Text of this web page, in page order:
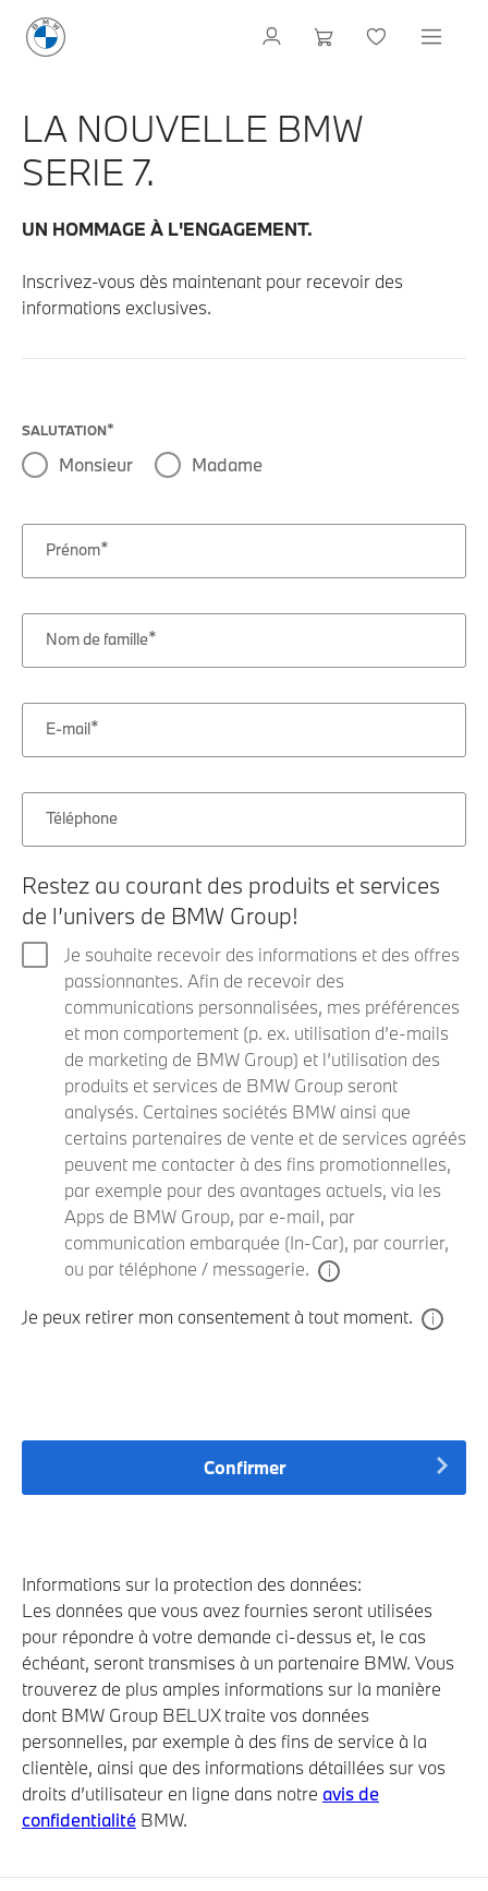
LA NOUVELLE BMW
SERIE 7.
UN HOMMAGE À L'ENGAGEMENT.
Inscrivez-vous dès maintenant pour recevoir des
informations exclusives.
SALUTATION
Monsieur Madame
Prénom
Nom de famille
E-mail
Téléphone
Restez au courant des produits et services
de l’univers de BMW Group!
Je souhaite recevoir des informations et des offres
passionnantes. Afin de recevoir des
communications personnalisées, mes préférences
et mon comportement (p. ex. utilisation d’e-mails
de marketing de BMW Group) et l’utilisation des
produits et services de BMW Group seront
analysés. Certaines sociétés BMW ainsi que
certains partenaires de vente et de services agréés
peuvent me contacter à des fins promotionnelles,
par exemple pour des avantages actuels, via les
Apps de BMW Group, par e-mail, par
communication embarquée (In-Car), par courrier,
ou par téléphone / messagerie.
Je peux retirer mon consentement à tout moment.
Confirmer
Informations sur la protection des données:
Les données que vous avez fournies seront utilisées
pour répondre à votre demande ci-dessus et, le cas
échéant, seront transmises à un partenaire BMW. Vous
trouverez de plus amples informations sur la manière
dont BMW Group BELUX traite vos données
personnelles, par exemple à des fins de service à la
clientèle, ainsi que des informations détaillées sur vos
droits d’utilisateur en ligne dans notre avis de
confidentialité BMW.